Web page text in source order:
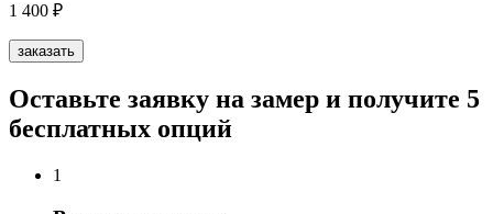
1 400 ₽
заказать
Оставьте заявку на замер и получите 5
бесплатных опций
1